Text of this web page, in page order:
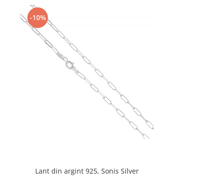
-10%
Lant din argint 925, Sonis Silver